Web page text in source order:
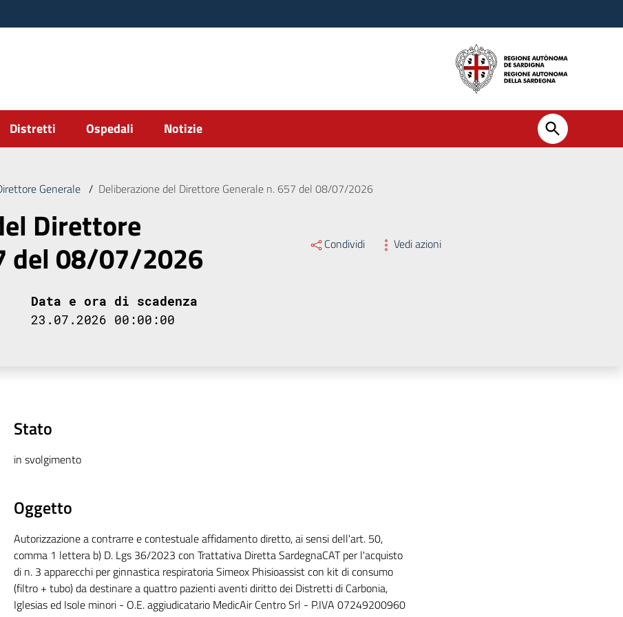
Distretti Ospedali Notizie
Generale / Deliberazione del Direttore Generale n. 657 del 08/07/2026
Direttore
del 08/07/2026 Condividi Vedi azioni
Data e ora di scadenza
23.07.2026 00:00:00
Stato
in svolgimento
Oggetto
Autorizzazione a contrarre e contestuale affidamento diretto, ai sensi dell'art. 50,
comma 1 lettera b) D. Lgs 36/2023 con Trattativa Diretta SardegnaCAT per l'acquisto
di n. 3 apparecchi per ginnastica respiratoria Simeox Phisioassist con kit di consumo
(filtro + tubo) da destinare a quattro pazienti aventi diritto dei Distretti di Carbonia,
Iglesias ed Isole minori - O.E. aggiudicatario MedicAir Centro Srl - P.IVA 07249200960